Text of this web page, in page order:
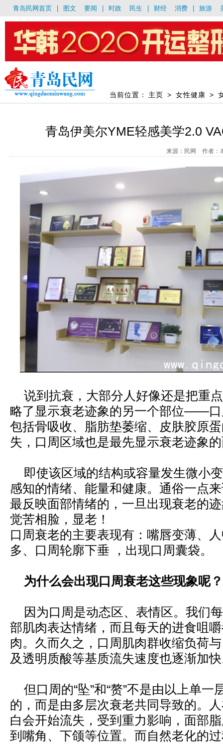
青岛民网首页 图文 要闻 时政 民生 财经 消费 旅游
当前位置： 主页 > 女性健康 >
青岛伊美尔YME轻感美学2.0
来源：民网 作者：
说到抗衰，大部分人好像还是把重
略了显示衰老迹象的另一个部位——口
包括骨吸收、脂肪垫萎缩、皮肤胶原
失，口周区域也是最先显示衰老迹象
即使该区域的结构或容量发生微小
感知的情绪、能量和健康。通俗一点
最反映面部情绪的，一旦出现衰老的
觉苦相脸，显老！
口周衰老的主要表现有：嘴唇变薄、
多、口周轮廓下垂 ，出现口周囊袋。
为什么会出现口周衰老这些现象呢？
因为口周是动态区、表情区。我们
部肌肉表达情绪，而且每天的进食咀
肉。久而久之，口周肌肉群收缩负荷
及透明质酸等基质流失速度也逐渐加
但口周的“坠”和“赘”不是由以上单一
的，而是由多层次衰老共同导致的。
白会开始流失，受到重力影响，面部
到嘴角、下颌等位置。而自然老化的